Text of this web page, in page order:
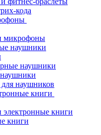
кода
микрофоны
наушники
наушники
наушников
книги
книги
книги